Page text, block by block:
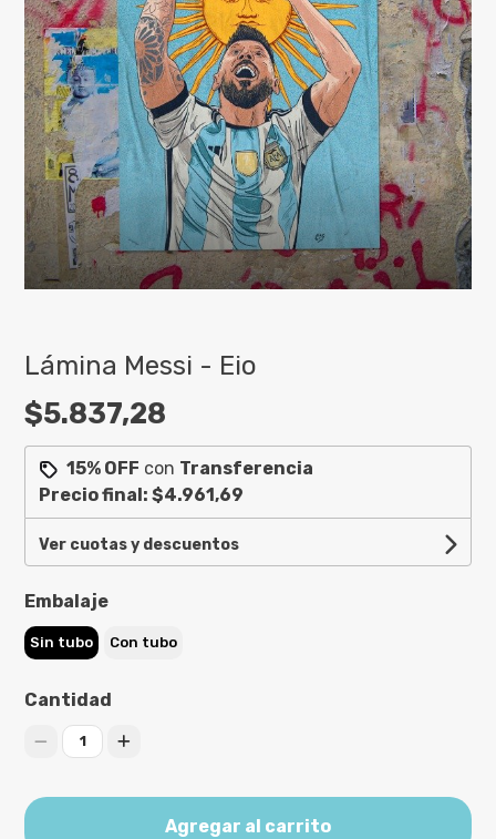
Lámina Messi - Eio
$5.837,28
15% OFF con Transferencia
Precio final:$4.961,69
Ver cuotas y descuentos
Embalaje
Sin tubo Con tubo
Cantidad
1
Agregar al carrito